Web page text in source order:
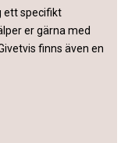
ett specifikt
er gärna med
finns även en